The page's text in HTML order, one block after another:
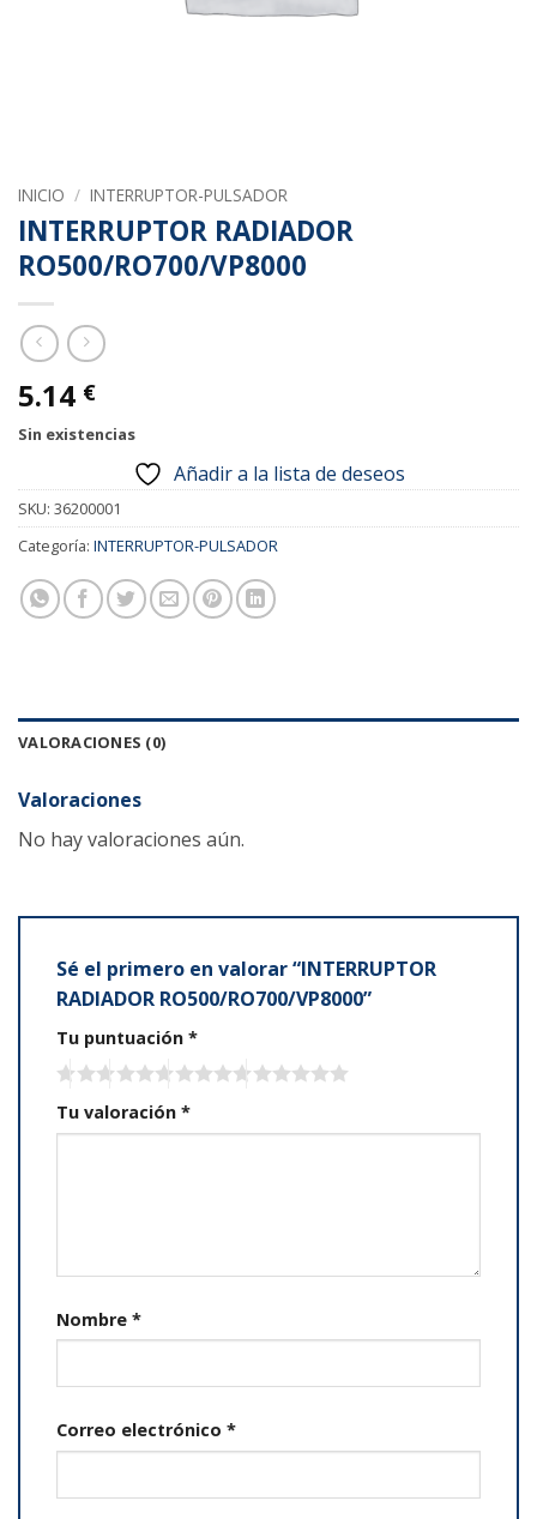
INICIO / INTERRUPTOR-PULSADOR
INTERRUPTOR RADIADOR
RO500/RO700/VP8000
5.14 €
Sin existencias
Añadir a la lista de deseos
SKU: 36200001
Categoría: INTERRUPTOR-PULSADOR
VALORACIONES (0)
Valoraciones
No hay valoraciones aún.
Sé el primero en valorar “INTERRUPTOR
RADIADOR RO500/RO700/VP8000”
Tu puntuación *
Tu valoración *
Nombre *
Correo electrónico *